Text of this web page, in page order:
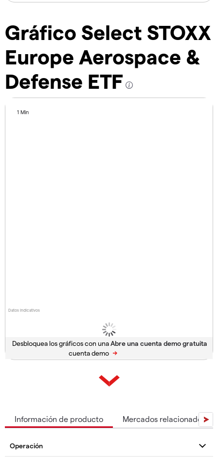
Gráfico Select STOXX
Europe Aerospace &
Defense ETF
Datos indicativos
1 Min
Desbloquea los gráficos con una
cuenta demo
Información de producto Mercados relacionados